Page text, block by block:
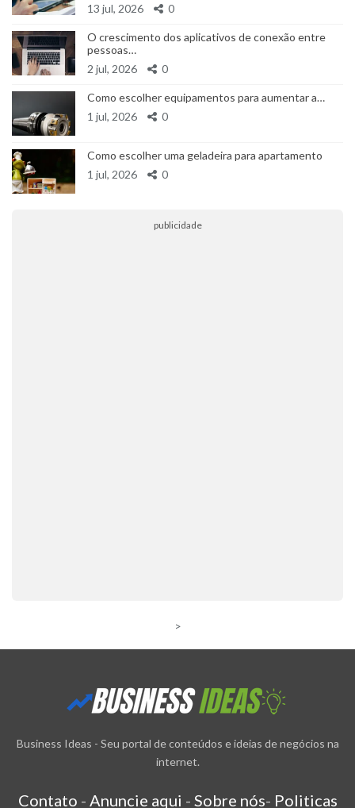
13 jul, 2026
0
O crescimento dos aplicativos de conexão entre
pessoas…
2 jul, 2026
0
Como escolher equipamentos para aumentar a…
1 jul, 2026
0
Como escolher uma geladeira para apartamento
1 jul, 2026
0
publicidade
>
Business Ideas - Seu portal de conteúdos e ideias de negócios na
internet.
Contato - Anuncie aqui - Sobre nós- Politicas